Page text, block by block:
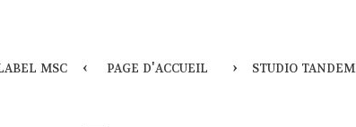
msc page d'accueil studio tandem